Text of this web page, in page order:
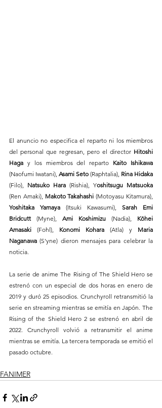
El anuncio no especifica el reparto ni los miembros
del personal que regresan, pero el director Hitoshi
Haga y los miembros del reparto Kaito Ishikawa
(Naofumi Iwatani), Asami Seto (Raphtalia), Rina Hidaka
(Filo), Natsuko Hara (Rishia), Yoshitsugu Matsuoka
(Ren Amaki), Makoto Takahashi
Yoshitaka Yamaya (Itsuki Kawasumi), Sarah Emi
Bridcutt (Myne), Ami Koshimizu (Nadia), Kōhei
Amasaki (Fohl), Konomi Kohara (Atla) y Maria
Naganawa (S'yne) dieron mensajes para celebrar la
noticia.
La serie de anime The Rising of The Shield Hero se
estrenó con un especial de dos horas en enero de
2019 y duró 25 episodios. Crunchyroll retransmitió la
serie en streaming mientras se emitía en Japón. The
Rising of the Shield Hero 2 se estrenó en abril de
2022. Crunchyroll volvió a retransmitir el anime
mientras se emitía. La tercera temporada se emitió el
pasado octubre.
FANIMER